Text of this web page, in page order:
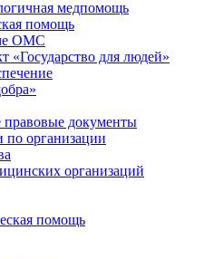
медпомощь
помощь
ОМС
«Государство для людей»
документы
по организации
организаций
помощь